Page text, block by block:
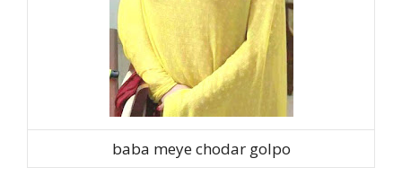
baba meye chodar golpo